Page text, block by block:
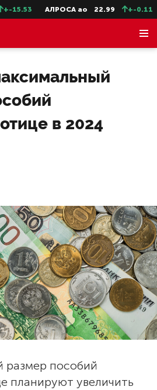
15.53 АЛРОСА ао 22.99 +-0.11
в 2024
размер пособий
планируют увеличить